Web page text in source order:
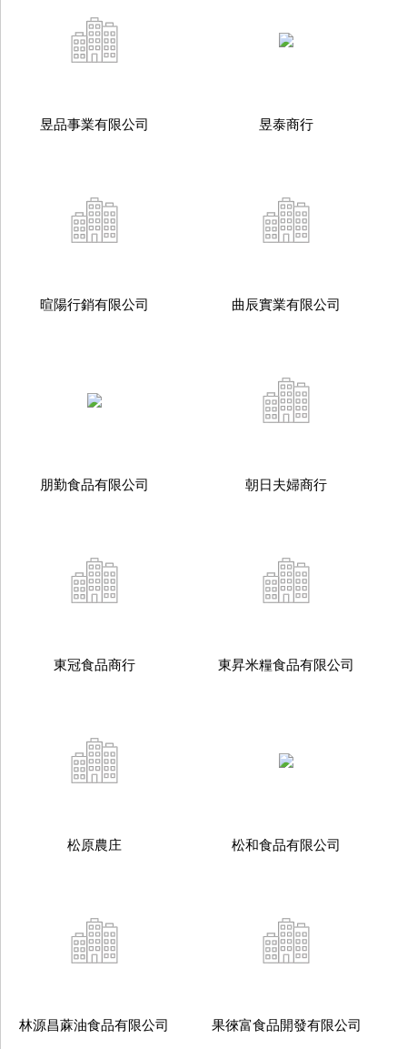
昱品事業有限公司 昱泰商行
暄陽行銷有限公司 曲辰實業有限公司
朋勤食品有限公司 朝日夫婦商行
東冠食品商行 東昇米糧食品有限公司
松原農庄 松和食品有限公司
林源昌蔴油食品有限公司 果徠富食品開發有限公司